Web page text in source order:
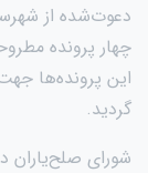
دعوت‌شده از
چهار پرونده
این پرونده‌ها
گردید.
شورای صلح‌یاران